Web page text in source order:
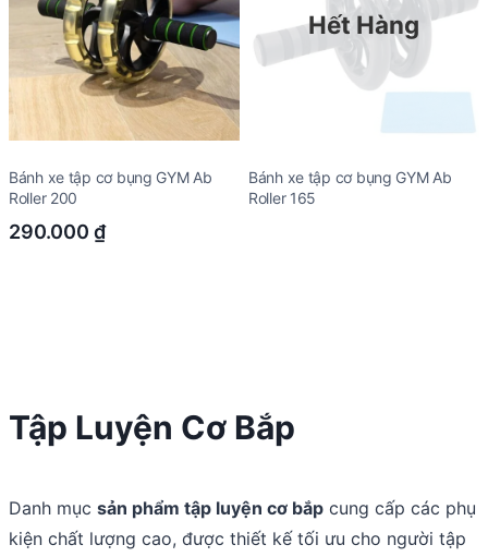
Bánh xe tập cơ bụng GYM Ab
Roller 200
290.000 ₫
Hết Hàng
Bánh xe tập cơ bụng GYM Ab
Roller 165
Tập Luyện Cơ Bắp
Danh mục sản phẩm tập luyện cơ bắp cung cấp các phụ
kiện chất lượng cao, được thiết kế tối ưu cho người tập